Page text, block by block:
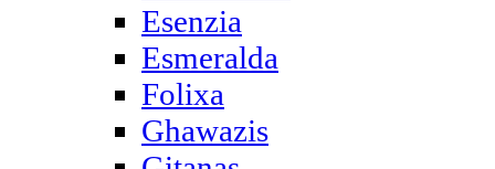
Esenzia
Esmeralda
Folixa
Ghawazis